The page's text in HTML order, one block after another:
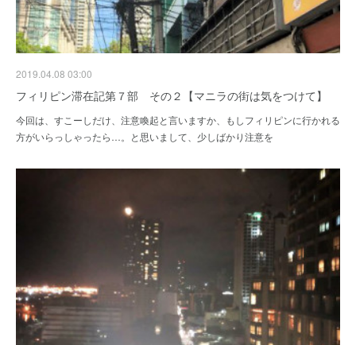
2019.04.08 03:00
フィリピン滞在記第７部 その２【マニラの街は気をつけて】
今回は、すこーしだけ、注意喚起と言いますか、もしフィリピンに行かれる
方がいらっしゃったら…。と思いまして、少しばかり注意を